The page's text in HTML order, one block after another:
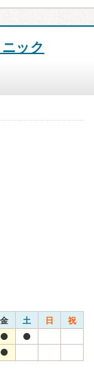
ック
金 土 日 祝